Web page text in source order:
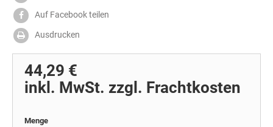
Auf Facebook teilen
Ausdrucken
44,29 €
inkl. MwSt. zzgl. Frachtkosten
Menge